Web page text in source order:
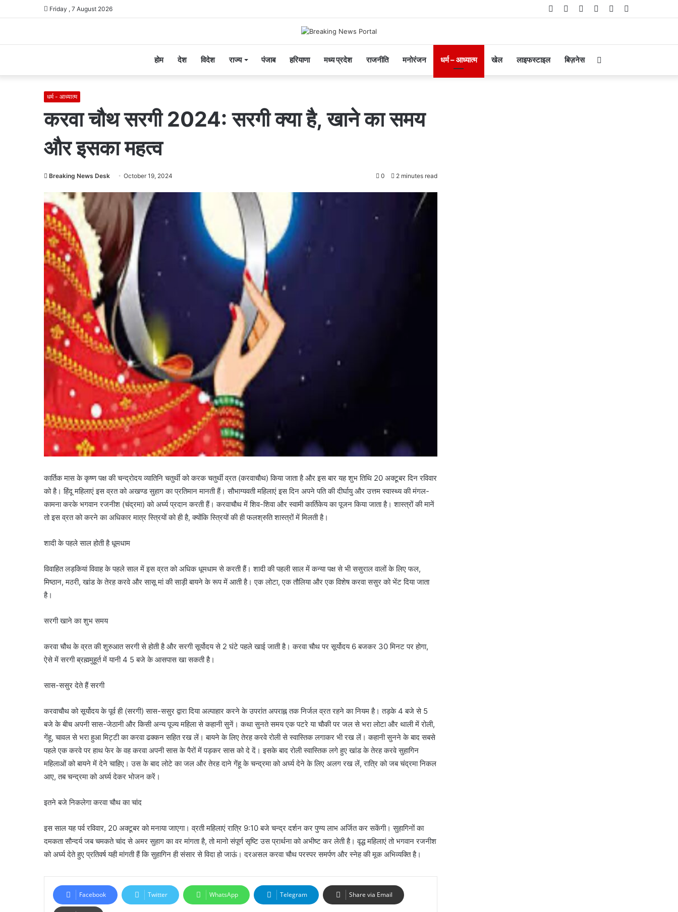
Friday , 7 August 2026 Telegram
Instagram
YouTube
Twitter
Facebook
होम देश विदेश राज्य पंजाब हरियाणा मध्य प्रदेश राजनीति मनोरंजन धर्म – आध्यात्म खेल लाइफस्टाइल बिज़नेस
धर्म - आध्यात्म
करवा चौथ सरगी 2024: सरगी क्या है, खाने का समय
और इसका महत्व
Breaking News Desk October 19, 2024 0 2 minutes read
कार्तिक मास के कृष्ण पक्ष की चन्द्रोदय व्यातिनि चतुर्थी को करक चतुर्थी व्रत (करवाचौथ) किया जाता है और इस बार यह शुभ तिथि 20 अक्टूबर दिन रविवार
को है। हिंदू महिलाएं इस व्रत को अखण्ड सुहाग का प्रतिमान मानती हैं। सौभाग्यवती महिलाएं इस दिन अपने पति की दीर्घायु और उत्तम स्वास्थ्य की मंगल-
कामना करके भगवान रजनीश (चंद्रमा) को अर्घ्य प्रदान करती हैं। करवाचौथ में शिव-शिवा और स्वामी कार्तिकेय का पूजन किया जाता है। शास्त्रों की मानें
तो इस व्रत को करने का अधिकार मात्र स्त्रियों को ही है, क्योंकि स्त्रियों की ही फलश्रुति शास्त्रों में मिलती है।
शादी के पहले साल होती है धूमधाम
विवाहित लड़कियां विवाह के पहले साल में इस व्रत को अधिक धूमधाम से करती हैं। शादी की पहली साल में कन्या पक्ष से भी ससुराल वालों के लिए फल,
मिष्ठान, मठरी, खांड के तेरह करवे और सासू मां की साड़ी बायने के रूप में आती है। एक लोटा, एक तौलिया और एक विशेष करवा ससुर को भेंट दिया जाता
है।
सरगी खाने का शुभ समय
करवा चौथ के व्रत की शुरुआत सरगी से होती है और सरगी सूर्योदय से 2 घंटे पहले खाई जाती है। करवा चौथ पर सूर्योदय 6 बजकर 30 मिनट पर होगा,
ऐसे में सरगी ब्रह्ममुहूर्त में यानी 4 5 बजे के आसपास खा सकती है।
सास-ससुर देते हैं सरगी
करवाचौथ को सूर्योदय के पूर्व ही (सरगी) सास-ससुर द्वारा दिया अल्पाहार करने के उपरांत अपराह्न तक निर्जल व्रत रहने का नियम है। तड़के 4 बजे से 5
बजे के बीच अपनी सास-जेठानी और किसी अन्य पूज्य महिला से कहानी सुनें। कथा सुनते समय एक पटरे या चौकी पर जल से भरा लोटा और थाली में रोली,
गेंहू, चावल से भरा हुआ मिट्टी का करवा ढक्कन सहित रख लें। बायने के लिए तेरह करवे रोली से स्वास्तिक लगाकर भी रख लें। कहानी सुनने के बाद सबसे
पहले एक करवे पर हाथ फेर के वह करवा अपनी सास के पैरों में पड़कर सास को दे दें। इसके बाद रोली स्वास्तिक लगे हुए खांड के तेरह करवे सुहागिन
महिलाओं को बायने में देने चाहिए। उस के बाद लोटे का जल और तेरह दाने गेंहू के चन्द्रमा को अर्घ्य देने के लिए अलग रख लें, रात्रि को जब चंद्रमा निकल
आए, तब चन्द्रमा को अर्घ्य देकर भोजन करें।
इतने बजे निकलेगा करवा चौथ का चांद
इस साल यह पर्व रविवार, 20 अक्टूबर को मनाया जाएगा। व्रती महिलाएं रात्रि 9:10 बजे चन्द्र दर्शन कर पुण्य लाभ अर्जित कर सकेंगी। सुहागिनों का
दमकता सौन्दर्य जब चमकते चांद से अमर सुहाग का वर मांगता है, तो मानो संपूर्ण सृष्टि उस प्रार्थना को अभीष्ट कर लेती है। वृद्ध महिलाएं तो भगवान रजनीश
को अर्घ्य देते हुए प्रतिवर्ष यही मांगती हैं कि सुहागिन ही संसार से विदा हो जाऊं। दरअसल करवा चौथ परस्पर समर्पण और स्नेह की मूक अभिव्यक्ति है।
Facebook Twitter WhatsApp Telegram Share via Email